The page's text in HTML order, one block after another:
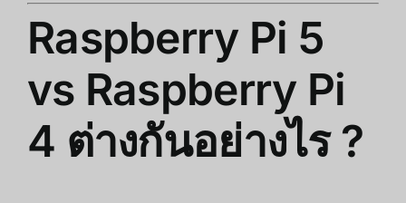
Raspberry Pi 5
vs Raspberry Pi
4 ต่างกันอย่างไร ?